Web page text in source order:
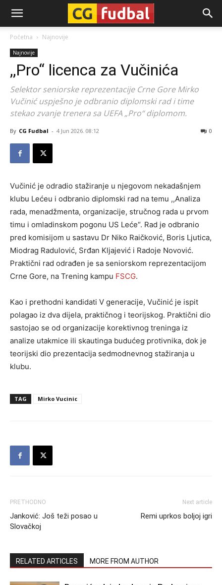
CG-
Fudbal
Početna Najnovije
Najnovije
,,Pro“ licenca za Vučinića
Selektor seniorske reprezentacije Crne Gore Mirko
Vučinić uspješno je odbranio diplomski rad i time
stekao zvanje trenera sa UEFA „Pro“ diplomom.
By CG Fudbal - 4 Jun 2026. 08:12 0
Vučinić je odradio stažiranje u njegovom nekadašnjem
klubu Lećeu i odbranio diplomski rad na temu ,,Analiza
rada, menadžmenta, organizacije, stručnog rada u prvom
timu i omladinskom pogonu US Leće“. Rad je odbranio
pred komisijom u sastavu Dr Niko Raičković, Boris Ljutica,
Miodrag Radulović, Srđan Kljajević i Radoje Novović.
Praktični rad odrađen je sa seniorskom reprezentacijom
Crne Gore, na Trening kampu FSCG.
Kao i prethodni kandidati V generacije, Vučinić je ispit
polagao iz dva dijela, praktičnog i teorijskog. Praktični dio
sastojao se od organizacije korektivnog treninga iz
analize utakmice ili skautinga budućeg protivnika, dok je
teorijski dio prezentacija sedmodnevnog stažiranja u
klubu.
TAG Mirko Vucinic
PRETHODNO
Janković: Još teži posao u
Slovačkoj
Next article
Remi uprkos boljoj igri
RELATED ARTICLES MORE FROM AUTHOR